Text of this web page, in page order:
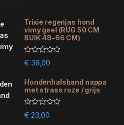
Trixie regenjas hond
vimy geel (RUG 50 CM
BUIK 48-66 CM)
R
a
e
d
0
o
t
€ 38,00
Hondenhalsband nappa
met strass roze / grijs
R
a
€ 23,00